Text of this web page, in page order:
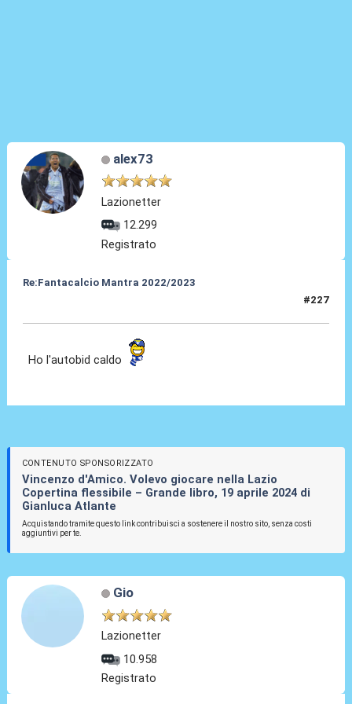
alex73
Lazionetter
12.299
Registrato
Re:Fantacalcio Mantra 2022/2023
#227
Ho l'autobid caldo
CONTENUTO SPONSORIZZATO
Vincenzo d'Amico. Volevo giocare nella Lazio
Copertina flessibile – Grande libro, 19 aprile 2024 di
Gianluca Atlante
Acquistando tramite questo link contribuisci a sostenere il nostro sito, senza costi
aggiuntivi per te.
Gio
Lazionetter
10.958
Registrato